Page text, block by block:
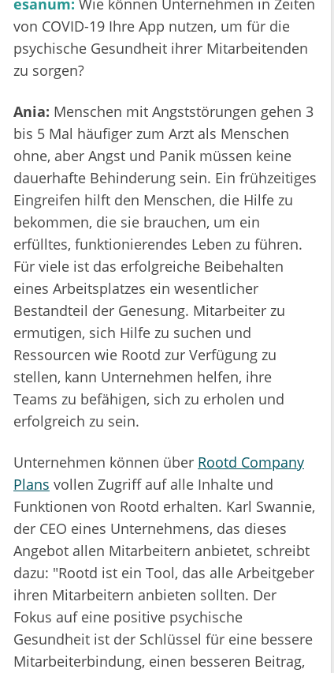
esanum: Wie können Unternehmen in Zeiten
von COVID-19 Ihre App nutzen, um für die
psychische Gesundheit ihrer Mitarbeitenden
zu sorgen?
Ania: Menschen mit Angststörungen gehen 3
bis 5 Mal häufiger zum Arzt als Menschen
ohne, aber Angst und Panik müssen keine
dauerhafte Behinderung sein. Ein frühzeitiges
Eingreifen hilft den Menschen, die Hilfe zu
bekommen, die sie brauchen, um ein
erfülltes, funktionierendes Leben zu führen.
Für viele ist das erfolgreiche Beibehalten
eines Arbeitsplatzes ein wesentlicher
Bestandteil der Genesung. Mitarbeiter zu
ermutigen, sich Hilfe zu suchen und
Ressourcen wie Rootd zur Verfügung zu
stellen, kann Unternehmen helfen, ihre
Teams zu befähigen, sich zu erholen und
erfolgreich zu sein.
Unternehmen können über Rootd Company
Plans vollen Zugriff auf alle Inhalte und
Funktionen von Rootd erhalten. Karl Swannie,
der CEO eines Unternehmens, das dieses
Angebot allen Mitarbeitern anbietet, schreibt
dazu: "Rootd ist ein Tool, das alle Arbeitgeber
ihren Mitarbeitern anbieten sollten. Der
Fokus auf eine positive psychische
Gesundheit ist der Schlüssel für eine bessere
Mitarbeiterbindung, einen besseren Beitrag,